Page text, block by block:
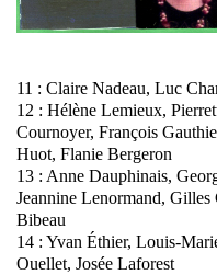
11 : Claire Nadeau, Luc
12 : Hélène Lemieux,
Cournoyer, François
Huot, Flanie Bergeron
13 : Anne Dauphinais,
Jeannine Lenormand,
Bibeau
14 : Yvan Éthier, Louis-
Ouellet, Josée Laforest